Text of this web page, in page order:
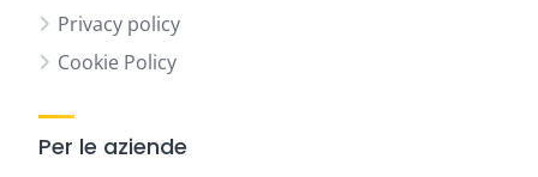
Privacy policy
Cookie Policy
Per le aziende